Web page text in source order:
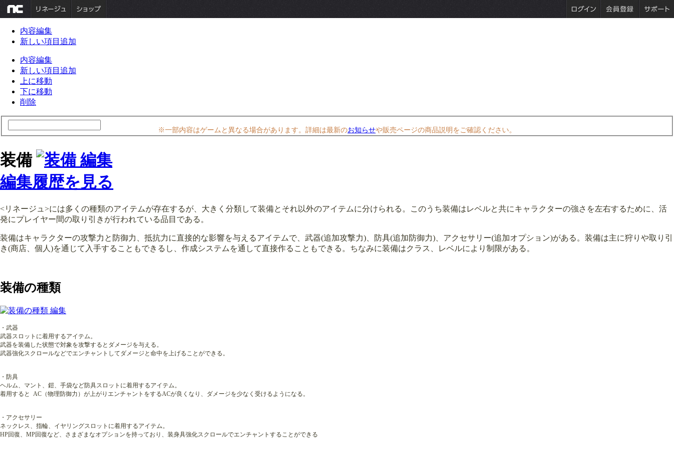
内容編集
新しい項目追加
内容編集
新しい項目追加
上に移動
下に移動
削除
※一部内容はゲームと異なる場合があります。詳細は最新のお知らせや販売ページの商品説明をご確認ください。
装備
編集履歴を見る
<リネージュ>には多くの種類のアイテムが存在するが、大きく分類して装備とそれ以外のアイテムに分けられる。このうち装備はレベルと共にキャラクターの強さを左右するために、活
発にプレイヤー間の取り引きが行われている品目である。
装備はキャラクターの攻撃力と防御力、抵抗力に直接的な影響を与えるアイテムで、武器(追加攻撃力)、防具(追加防御力)、アクセサリー(追加オプション)がある。装備は主に狩りや取り引
き(商店、個人)を通じて入手することもできるし、作成システムを通して直接作ることもできる。ちなみに装備はクラス、レベルにより制限がある。
装備の種類
・武器
武器スロットに着用するアイテム。
武器を装備した状態で対象を攻撃するとダメージを与える。
武器強化スクロールなどでエンチャントしてダメージと命中を上げることができる。
・防具
ヘルム、マント、鎧、手袋など防具スロットに着用するアイテム。
着用すると AC（物理防御力）が上がりエンチャントをするACが良くなり、ダメージを少なく受けるようになる。
・アクセサリー
ネックレス、指輪、イヤリングスロットに着用するアイテム。
HP回復、MP回復など、さまざまなオプションを持っており、装身具強化スクロールでエンチャントすることができる